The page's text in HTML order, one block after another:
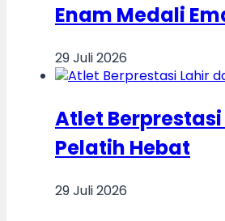
Enam Medali
29 Juli 2026
Atlet
Pelatih Hebat
29 Juli 2026